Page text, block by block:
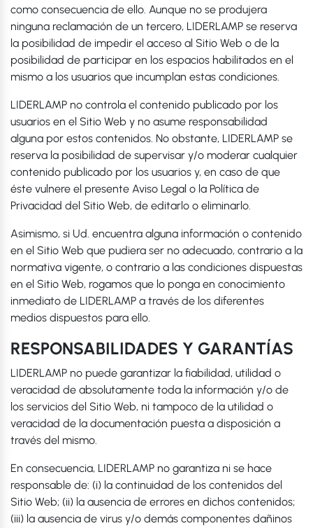
como consecuencia de ello. Aunque no se produjera
ninguna reclamación de un tercero, LIDERLAMP se reserva
la posibilidad de impedir el acceso al Sitio Web o de la
posibilidad de participar en los espacios habilitados en el
mismo a los usuarios que incumplan estas condiciones.
LIDERLAMP no controla el contenido publicado por los
usuarios en el Sitio Web y no asume responsabilidad
alguna por estos contenidos. No obstante, LIDERLAMP se
reserva la posibilidad de supervisar y/o moderar cualquier
contenido publicado por los usuarios y, en caso de que
éste vulnere el presente Aviso Legal o la Política de
Privacidad del Sitio Web, de editarlo o eliminarlo.
Asimismo, si Ud. encuentra alguna información o contenido
en el Sitio Web que pudiera ser no adecuado, contrario a la
normativa vigente, o contrario a las condiciones dispuestas
en el Sitio Web, rogamos que lo ponga en conocimiento
inmediato de LIDERLAMP a través de los diferentes
medios dispuestos para ello.
RESPONSABILIDADES Y GARANTÍAS
LIDERLAMP no puede garantizar la fiabilidad, utilidad o
veracidad de absolutamente toda la información y/o de
los servicios del Sitio Web, ni tampoco de la utilidad o
veracidad de la documentación puesta a disposición a
través del mismo.
En consecuencia, LIDERLAMP no garantiza ni se hace
responsable de: (i) la continuidad de los contenidos del
Sitio Web; (ii) la ausencia de errores en dichos contenidos;
(iii) la ausencia de virus y/o demás componentes dañinos